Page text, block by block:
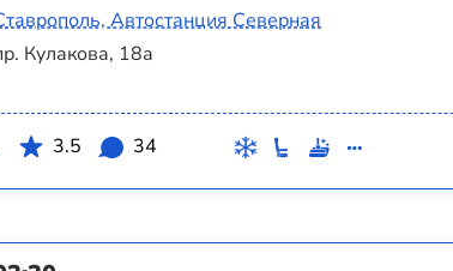
Автостанция Северная
Кулакова, 18а
3.5 34